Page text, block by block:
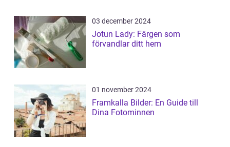
03 december 2024
Jotun Lady: Färgen som
förvandlar ditt hem
01 november 2024
Framkalla Bilder: En Guide till
Dina Fotominnen